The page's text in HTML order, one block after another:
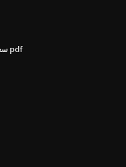
Ytc سعر العمل المتداول من جانب لانس بيغز pdf